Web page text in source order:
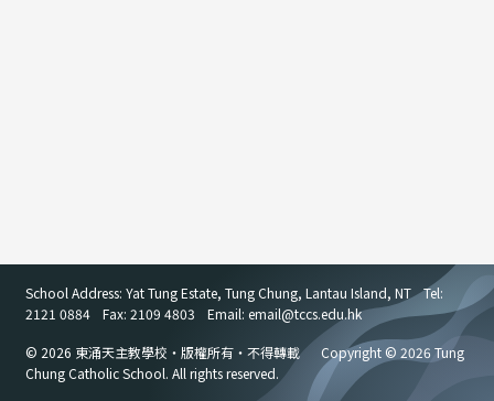
School Address: Yat Tung Estate, Tung Chung, Lantau Island, NT
Tel:
2121 0884
Fax: 2109 4803 Email: email@tccs.edu.hk
© 2026 東涌天主教學校・版權所有・不得轉載
Copyright © 2026 Tung
Chung Catholic School. All rights reserved.